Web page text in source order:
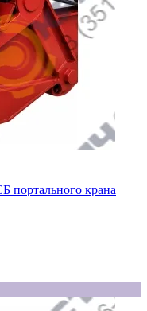
портального крана